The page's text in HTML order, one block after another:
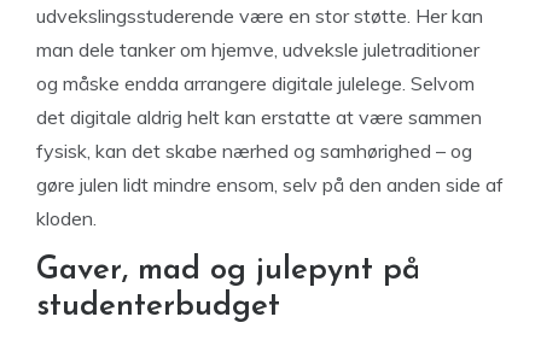
udvekslingsstuderende være en stor støtte. Her kan
man dele tanker om hjemve, udveksle juletraditioner
og måske endda arrangere digitale julelege. Selvom
det digitale aldrig helt kan erstatte at være sammen
fysisk, kan det skabe nærhed og samhørighed – og
gøre julen lidt mindre ensom, selv på den anden side af
kloden.
Gaver, mad og julepynt på
studenterbudget